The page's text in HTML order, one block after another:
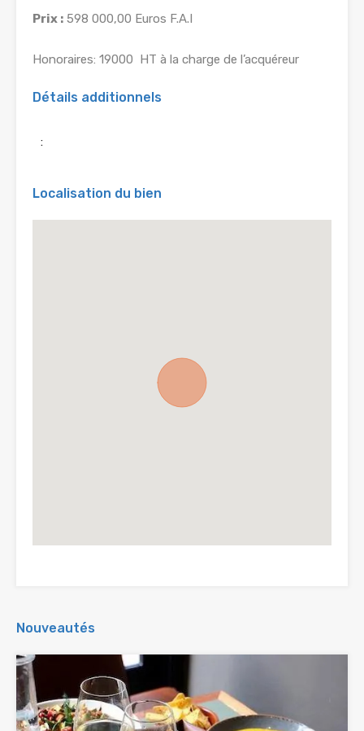
Prix : 598 000,00 Euros F.A.I
Honoraires: 19000  HT à la charge de l’acquéreur
Détails additionnels
:
Localisation du bien
Nouveautés